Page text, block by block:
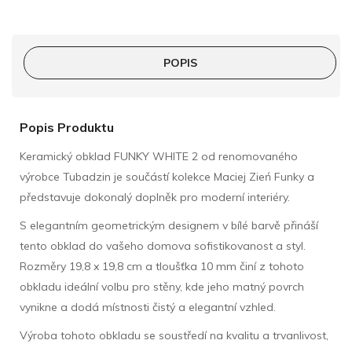
POPIS
Popis Produktu
Keramický obklad FUNKY WHITE 2 od renomovaného
výrobce Tubadzin je součástí kolekce Maciej Zień Funky a
představuje dokonalý doplněk pro moderní interiéry.
S elegantním geometrickým designem v bílé barvě přináší
tento obklad do vašeho domova sofistikovanost a styl.
Rozměry 19,8 x 19,8 cm a tloušťka 10 mm činí z tohoto
obkladu ideální volbu pro stěny, kde jeho matný povrch
vynikne a dodá místnosti čistý a elegantní vzhled.
Výroba tohoto obkladu se soustředí na kvalitu a trvanlivost,